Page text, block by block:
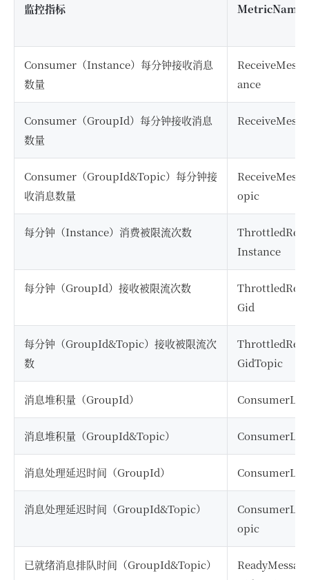
监控指标 MetricName
Consumer（Instance）每分钟接收消息
数量
ance
Consumer（GroupId）每分钟接收消息
数量
Consumer（GroupId&Topic）每分钟接
收消息数量
opic
每分钟（Instance）消费被限流次数
Instance
每分钟（GroupId）接收被限流次数
Gid
每分钟（GroupId&Topic）接收被限流次
数
GidTopic
消息堆积量（GroupId） ConsumerLag
消息堆积量（GroupId&Topic）
消息处理延迟时间（GroupId）
消息处理延迟时间（GroupId&Topic）
opic
已就绪消息排队时间（GroupId&Topic）